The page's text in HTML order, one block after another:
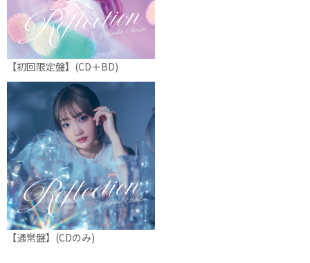
【初回限定盤】(CD＋BD)
【通常盤】(CDのみ)